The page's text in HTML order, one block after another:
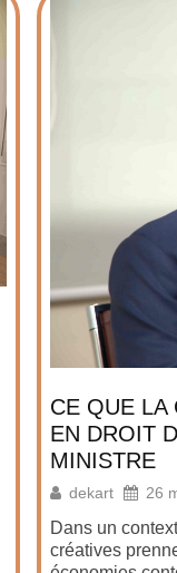
CE QUE LA
EN DROIT
MINISTRE
dekart 26
Dans un
créatives